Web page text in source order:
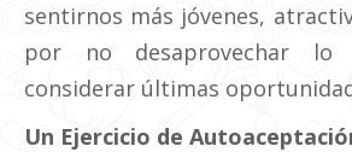
sentirnos más jóvenes,
por no desaprovechar lo
considerar últimas
Un Ejercicio de